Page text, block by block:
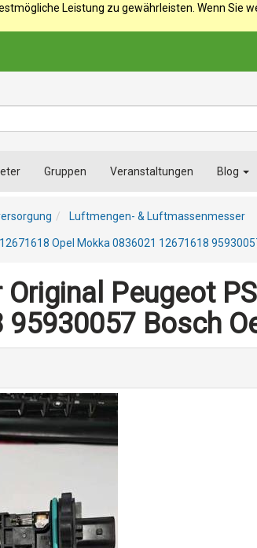
Leistung zu gewährleisten. Wenn Sie
Gruppen Veranstaltungen Blog
Luftmengen- & Luftmassenmesser
Opel Mokka 0836021 12671618
Peugeot
Bosch